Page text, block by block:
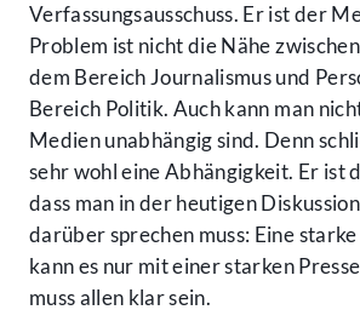
Verfassungsausschuss. Er ist der
Problem ist nicht die Nähe
dem Bereich Journalismus und
Bereich Politik. Auch kann man
Medien unabhängig sind. Denn
sehr wohl eine Abhängigkeit. Er ist
dass man in der heutigen
darüber sprechen muss: Eine
kann es nur mit einer starken
muss allen klar sein.